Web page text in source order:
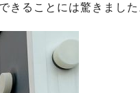
きることには驚きまし